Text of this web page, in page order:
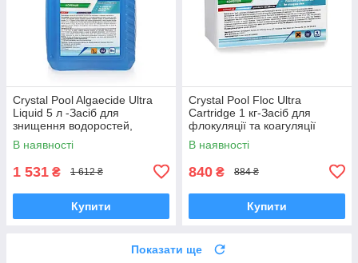
Crystal Pool Algaecide Ultra
Liquid 5 л -Засіб для
знищення водоростей,
бактерій і грибків
В наявності
1 531 ₴ 1 612 ₴
Купити
Crystal Pool Floc Ultra
Cartridge 1 кг-Засіб для
флокуляції та коагуляції
суспензій у воді басейну
В наявності
840 ₴ 884 ₴
Купити
Показати ще